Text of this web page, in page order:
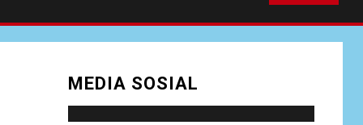
MEDIA SOSIALHukum, Ungkap